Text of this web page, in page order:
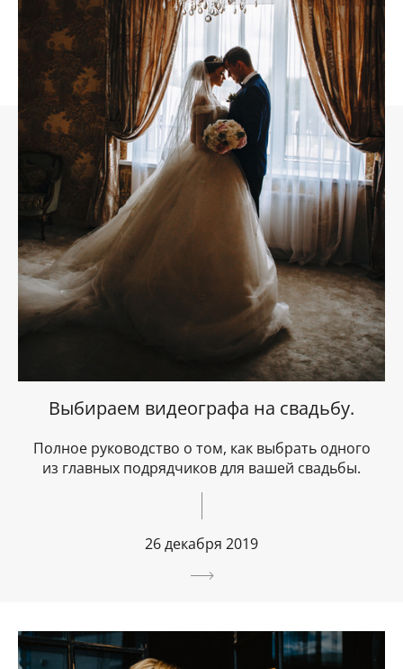
Выбираем видеографа на свадьбу.
Полное руководство о том, как выбрать одного
из главных подрядчиков для вашей свадьбы.
26 декабря 2019